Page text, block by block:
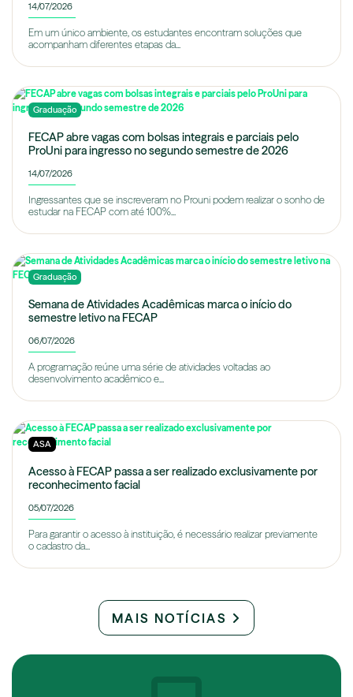
14/07/2026
Em um único ambiente, os estudantes encontram soluções que
acompanham diferentes etapas da...
Graduação
FECAP abre vagas com bolsas integrais e parciais pelo
ProUni para ingresso no segundo semestre de 2026
14/07/2026
Ingressantes que se inscreveram no Prouni podem realizar o sonho de
estudar na FECAP com até 100%...
Graduação
Semana de Atividades Acadêmicas marca o início do
semestre letivo na FECAP
06/07/2026
A programação reúne uma série de atividades voltadas ao
desenvolvimento acadêmico e...
ASA
Acesso à FECAP passa a ser realizado exclusivamente por
reconhecimento facial
05/07/2026
Para garantir o acesso à instituição, é necessário realizar previamente
o cadastro da...
MAIS NOTÍCIAS